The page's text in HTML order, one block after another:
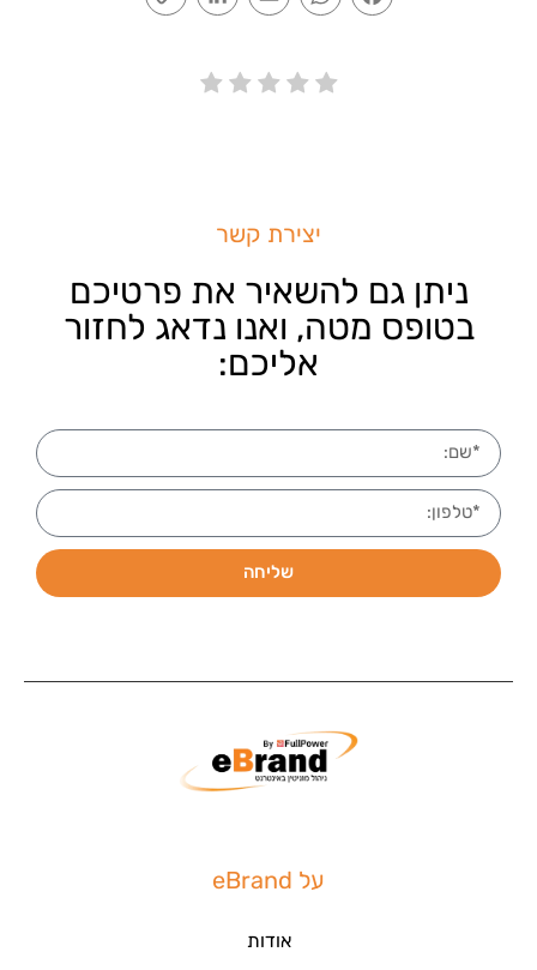
יצירת קשר
ניתן גם להשאיר את פרטיכם
בטופס מטה, ואנו נדאג לחזור
אליכם:
שליחה
על eBrand
אודות